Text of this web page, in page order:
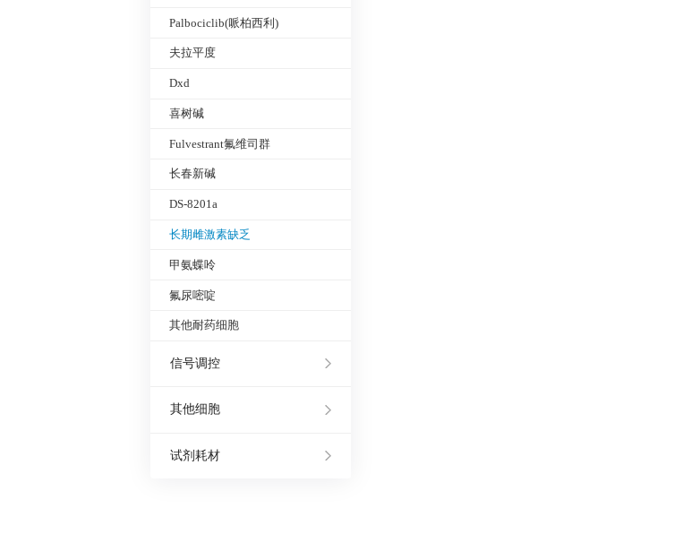
Palbociclib(哌柏西利)
夫拉平度
Dxd
喜树碱
Fulvestrant氟维司群
长春新碱
DS-8201a
长期雌激素缺乏
甲氨蝶呤
氟尿嘧啶
其他耐药细胞
信号调控
其他细胞
试剂耗材